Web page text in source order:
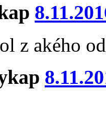
z akého